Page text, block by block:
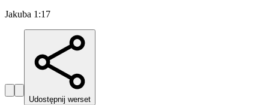
Jakuba 1:17
Udostępnij werset